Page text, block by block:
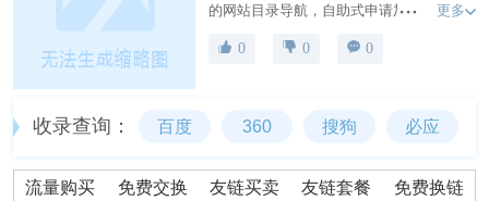
的网站目录导航，自助式申请加入自动收
的收录平台，是发外链神器！赶快加入自
更多
0 0 0
收录查询： 百度 360 搜狗 必应
流量购买 免费交换 友链买卖 友链套餐
免费换链